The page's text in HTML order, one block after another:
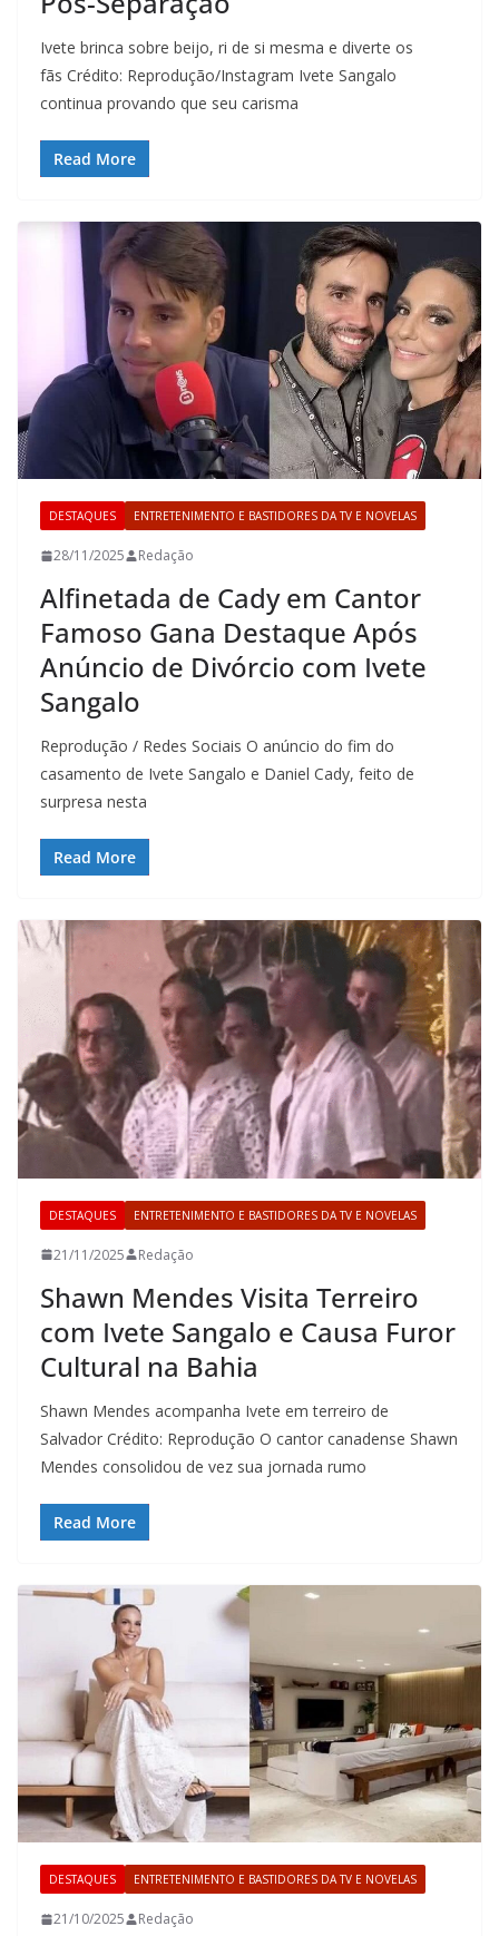
Ivete brinca sobre beijo, ri de si mesma e diverte os
fãs Crédito: Reprodução/Instagram Ivete Sangalo
continua provando que seu carisma
Read More
DESTAQUES ENTRETENIMENTO E BASTIDORES DA TV E NOVELAS
28/11/2025 Redação
Alfinetada de Cady em Cantor
Famoso Gana Destaque Após
Anúncio de Divórcio com Ivete
Sangalo
Reprodução / Redes Sociais O anúncio do fim do
casamento de Ivete Sangalo e Daniel Cady, feito de
surpresa nesta
Read More
DESTAQUES ENTRETENIMENTO E BASTIDORES DA TV E NOVELAS
21/11/2025 Redação
Shawn Mendes Visita Terreiro
com Ivete Sangalo e Causa Furor
Cultural na Bahia
Shawn Mendes acompanha Ivete em terreiro de
Salvador Crédito: Reprodução O cantor canadense Shawn
Mendes consolidou de vez sua jornada rumo
Read More
DESTAQUES ENTRETENIMENTO E BASTIDORES DA TV E NOVELAS
21/10/2025 Redação